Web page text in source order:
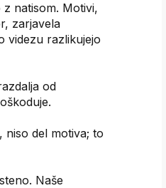
natisom. Motivi,
zarjavela
videzu razlikujejo
od
niso del motiva; to
Naše